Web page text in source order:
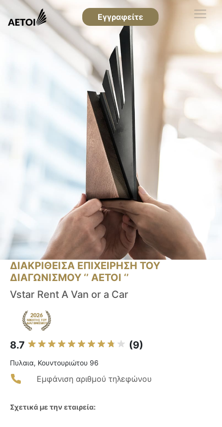
Εγγραφείτε
ΔΙΑΚΡΙΘΕΙΣΑ ΕΠΙΧΕΙΡΗΣΗ ΤΟΥ
ΔΙΑΓΩΝΙΣΜΟΥ ‘’ ΑΕΤΟΙ ‘’
Vstar Rent A Van or a Car
8.7 (9)
Πυλαια, Κουντουριώτου 96
Εμφάνιση αριθμού τηλεφώνου
Σχετικά με την εταιρεία: